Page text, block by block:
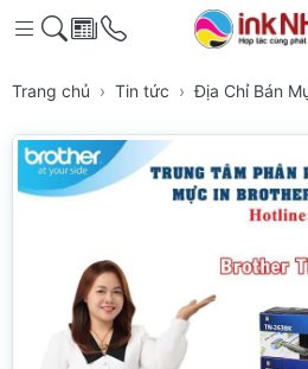
Trang chủ Tin tức Địa Chỉ Bán